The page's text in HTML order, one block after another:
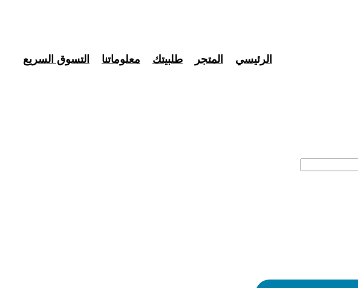
الرئيسي المتجر طلبيتك معلوماتنا التسوق السريع